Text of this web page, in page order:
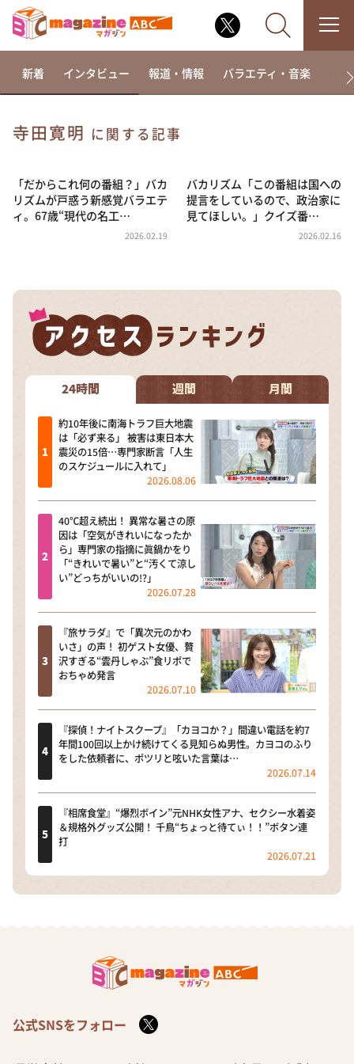
相席食堂
これ余談なんですけど・・・
～人生密着トークバラエティ！～ やすとものいたっ
河合＆A.B.C-Z塚田×福井アナ「なんでやねん！？」
（news おかえり）
DAIGOも台所 ～きょうの献立 何にする？～
本日はダイアンなり！シーズン２
朝だ！生です旅サラダ
教えて！ニュースライブ 正義のミカタ
ＬＩＦＥ～夢のカタチ～
新婚さんいらっしゃい！
ポツンと一軒家
ザキ山小屋本館
ぺこぱのまるスポ
新着 インタビュー 報道・情報 バラエティ・音楽 ド
寺田寛明 に関する記事
「だからこれ何の番組？」バカ
リズムが戸惑う新感覚バラエテ
ィ。67歳“現代の名工…
2026.02.19
バカリズム「この番組は国への
提言をしているので、政治家に
見てほしい。」クイズ番…
2026.02.16
24時間 週間 月間
約10年後に南海トラフ巨大地震
は「必ず来る」 被害は東日本大
震災の15倍…専門家断言「人生
のスケジュールに入れて」
2026.08.06
40℃超え続出！ 異常な暑さの原
因は「空気がきれいになったか
ら」専門家の指摘に眞鍋かをり
「“きれいで暑い”と“汚くて涼し
い”どっちがいいの!?」
2026.07.28
『旅サラダ』で「異次元のかわ
いさ」の声！ 初ゲスト女優、贅
沢すぎる“雲丹しゃぶ”食リポで
おちゃめ発言
2026.07.10
『探偵！ナイトスクープ』「カヨコか？」間違い電話を約7
年間100回以上かけ続けてくる見知らぬ男性。カヨコのふり
をした依頼者に、ポツリと呟いた言葉は…
2026.07.14
『相席食堂』“爆烈ボイン”元NHK女性アナ、セクシー水着姿
＆規格外グッズ公開！ 千鳥“ちょっと待てぃ！！”ボタン連
打
2026.07.21
公式SNSをフォロー